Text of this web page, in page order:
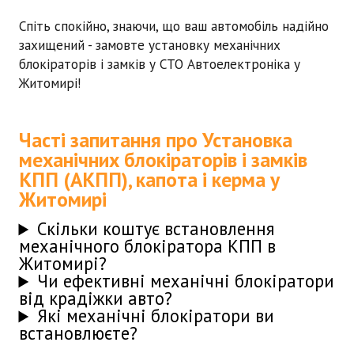
Спіть спокійно, знаючи, що ваш автомобіль надійно
захищений - замовте установку механічних
блокіраторів і замків у СТО Автоелектроніка у
Житомирі!
Часті запитання про Установка
механічних блокіраторів і замків
КПП (АКПП), капота і керма у
Житомирі
Скільки коштує встановлення
механічного блокіратора КПП в
Житомирі?
Чи ефективні механічні блокіратори
від крадіжки авто?
Які механічні блокіратори ви
встановлюєте?